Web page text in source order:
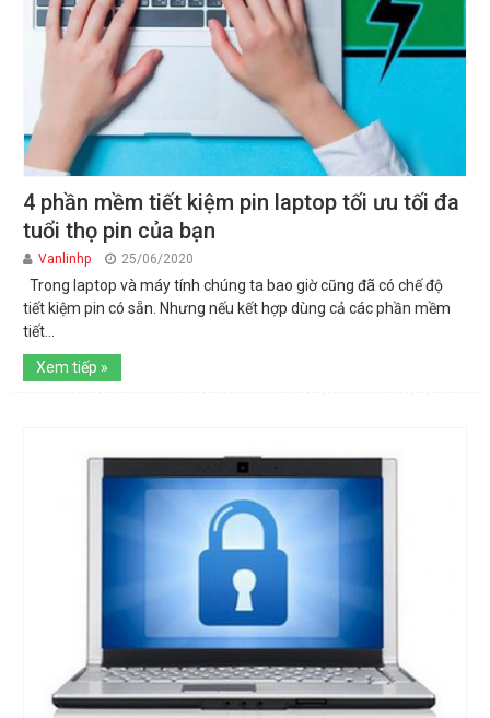
4 phần mềm tiết kiệm pin laptop tối ưu tối đa
tuổi thọ pin của bạn
Vanlinhp 25/06/2020
Trong laptop và máy tính chúng ta bao giờ cũng đã có chế độ
tiết kiệm pin có sẵn. Nhưng nếu kết hợp dùng cả các phần mềm
tiết...
Xem tiếp »